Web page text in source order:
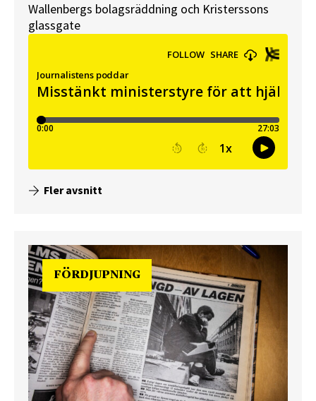
Wallenbergs bolagsräddning och Kristerssons
glassgate
Fler avsnitt
FÖRDJUPNING